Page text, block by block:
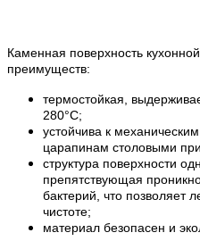
Каменная поверхность
преимуществ:
термостойкая,
280°С;
устойчива к
царапинам столовыми
структура поверхности
препятствующая
бактерий, что позволяет
чистоте;
материал безопасен и